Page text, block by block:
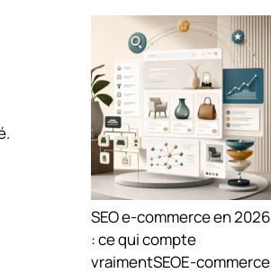
SEO e-commerce en 2026
: ce qui compte
vraimentSEOE-commerce